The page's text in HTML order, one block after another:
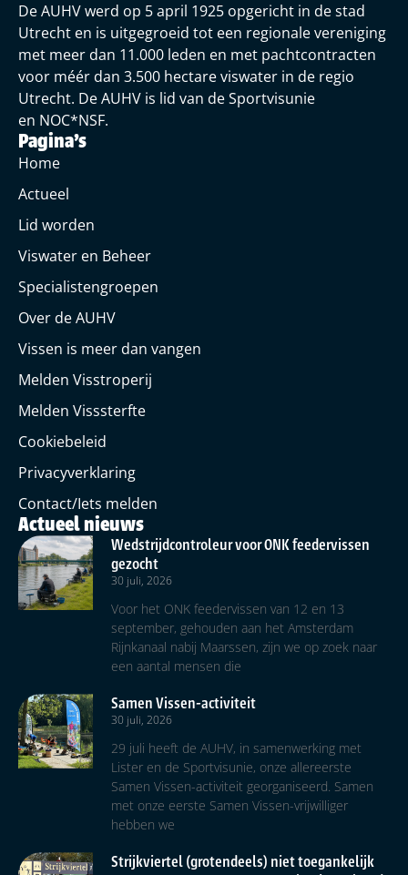
De AUHV werd op 5 april 1925 opgericht in de stad
Utrecht en is uitgegroeid tot een regionale vereniging
met meer dan 11.000 leden en met pachtcontracten
voor méér dan 3.500 hectare viswater in de regio
Utrecht. De AUHV is lid van de Sportvisunie
en NOC*NSF.
Pagina's
Home
Actueel
Lid worden
Viswater en Beheer
Specialistengroepen
Over de AUHV
Vissen is meer dan vangen
Melden Visstroperij
Melden Visssterfte
Cookiebeleid
Privacyverklaring
Contact/Iets melden
Actueel nieuws
Wedstrijdcontroleur voor ONK feedervissen
gezocht
30 juli, 2026
Voor het ONK feedervissen van 12 en 13
september, gehouden aan het Amsterdam
Rijnkanaal nabij Maarssen, zijn we op zoek naar
een aantal mensen die
Samen Vissen-activiteit
30 juli, 2026
29 juli heeft de AUHV, in samenwerking met
Lister en de Sportvisunie, onze allereerste
Samen Vissen-activiteit georganiseerd. Samen
met onze eerste Samen Vissen-vrijwilliger
hebben we
Strijkviertel (grotendeels) niet toegankelijk